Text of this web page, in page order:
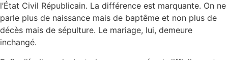
l’État Civil Républicain. La différence est marquante. On ne
parle plus de naissance mais de baptême et non plus de
décès mais de sépulture. Le mariage, lui, demeure
inchangé.